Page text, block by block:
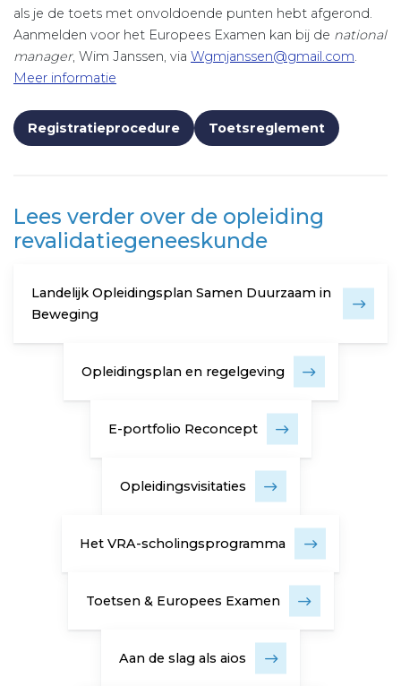
als je de toets met onvoldoende punten hebt afgerond.
Aanmelden voor het Europees Examen kan bij de national
manager, Wim Janssen, via Wgmjanssen@gmail.com.
Meer informatie
Registratieprocedure Toetsreglement
Lees verder over de opleiding
revalidatiegeneeskunde
Landelijk Opleidingsplan Samen Duurzaam in
Beweging
Opleidingsplan en regelgeving
E-portfolio Reconcept
Opleidingsvisitaties
Het VRA-scholingsprogramma
Toetsen & Europees Examen
Aan de slag als aios